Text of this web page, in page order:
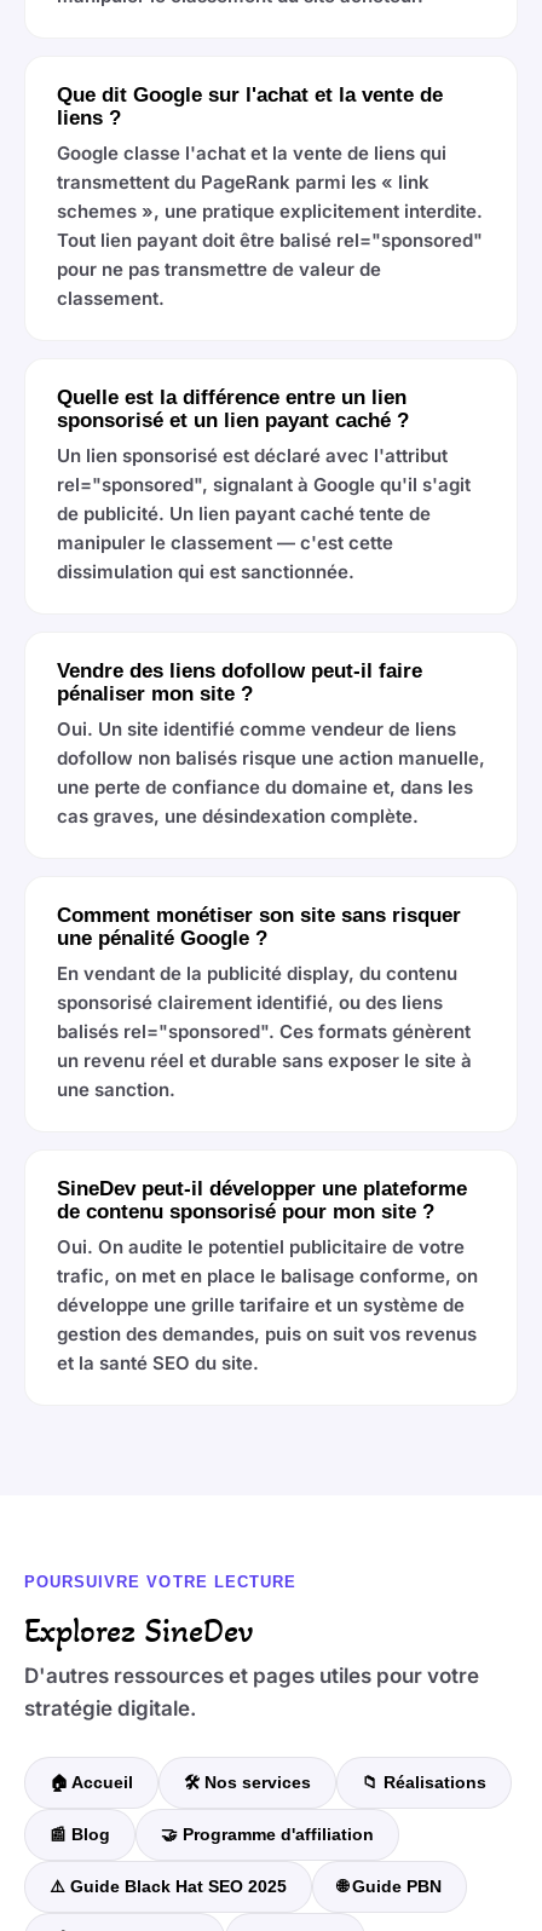
Que dit Google sur l'achat et la vente de
liens ?
Google classe l'achat et la vente de liens qui
transmettent du PageRank parmi les « link
schemes », une pratique explicitement interdite.
Tout lien payant doit être balisé rel="sponsored"
pour ne pas transmettre de valeur de
classement.
Quelle est la différence entre un lien
sponsorisé et un lien payant caché ?
Un lien sponsorisé est déclaré avec l'attribut
rel="sponsored", signalant à Google qu'il s'agit
de publicité. Un lien payant caché tente de
manipuler le classement — c'est cette
dissimulation qui est sanctionnée.
Vendre des liens dofollow peut-il faire
pénaliser mon site ?
Oui. Un site identifié comme vendeur de liens
dofollow non balisés risque une action manuelle,
une perte de confiance du domaine et, dans les
cas graves, une désindexation complète.
Comment monétiser son site sans risquer
une pénalité Google ?
En vendant de la publicité display, du contenu
sponsorisé clairement identifié, ou des liens
balisés rel="sponsored". Ces formats génèrent
un revenu réel et durable sans exposer le site à
une sanction.
SineDev peut-il développer une plateforme
de contenu sponsorisé pour mon site ?
Oui. On audite le potentiel publicitaire de votre
trafic, on met en place le balisage conforme, on
développe une grille tarifaire et un système de
gestion des demandes, puis on suit vos revenus
et la santé SEO du site.
POURSUIVRE VOTRE LECTURE
Explorez SineDev
D'autres ressources et pages utiles pour votre
stratégie digitale.
🏠 Accueil 🛠️ Nos services 📁 Réalisations
📰 Blog 🤝 Programme d'affiliation
⚠️ Guide Black Hat SEO 2025 🌐 Guide PBN